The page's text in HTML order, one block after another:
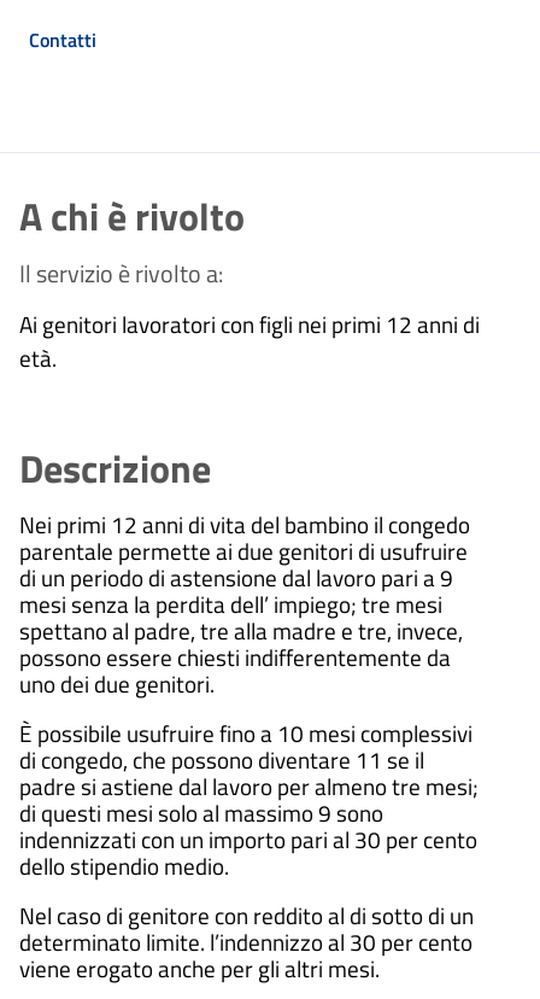
Contatti
A chi è rivolto
Il servizio è rivolto a:
Ai genitori lavoratori con figli nei primi 12 anni di
età.
Descrizione
Nei primi 12 anni di vita del bambino il congedo
parentale permette ai due genitori di usufruire
di un periodo di astensione dal lavoro pari a 9
mesi senza la perdita dell’ impiego; tre mesi
spettano al padre, tre alla madre e tre, invece,
possono essere chiesti indifferentemente da
uno dei due genitori.
È possibile usufruire fino a 10 mesi complessivi
di congedo, che possono diventare 11 se il
padre si astiene dal lavoro per almeno tre mesi;
di questi mesi solo al massimo 9 sono
indennizzati con un importo pari al 30 per cento
dello stipendio medio.
Nel caso di genitore con reddito al di sotto di un
determinato limite. l’indennizzo al 30 per cento
viene erogato anche per gli altri mesi.